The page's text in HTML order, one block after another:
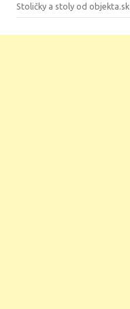
Stoličky a stoly od objekta.sk